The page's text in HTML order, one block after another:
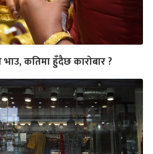
कतिमा हुँदैछ कारोबार ?